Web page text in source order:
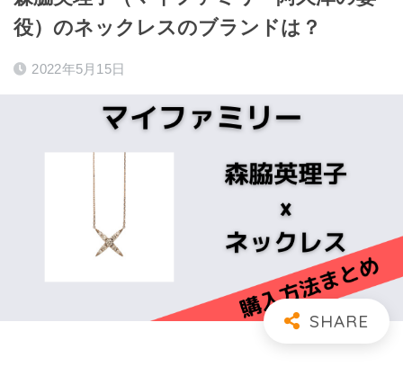
役）のネックレスのブランドは？
2022年5月15日